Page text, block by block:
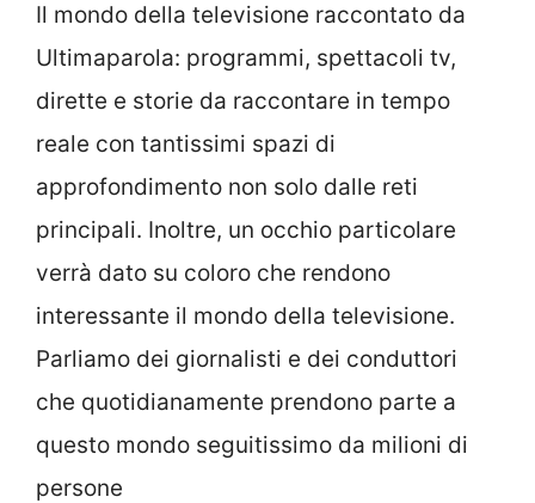
Il mondo della televisione raccontato da
Ultimaparola: programmi, spettacoli tv,
dirette e storie da raccontare in tempo
reale con tantissimi spazi di
approfondimento non solo dalle reti
principali. Inoltre, un occhio particolare
verrà dato su coloro che rendono
interessante il mondo della televisione.
Parliamo dei giornalisti e dei conduttori
che quotidianamente prendono parte a
questo mondo seguitissimo da milioni di
persone